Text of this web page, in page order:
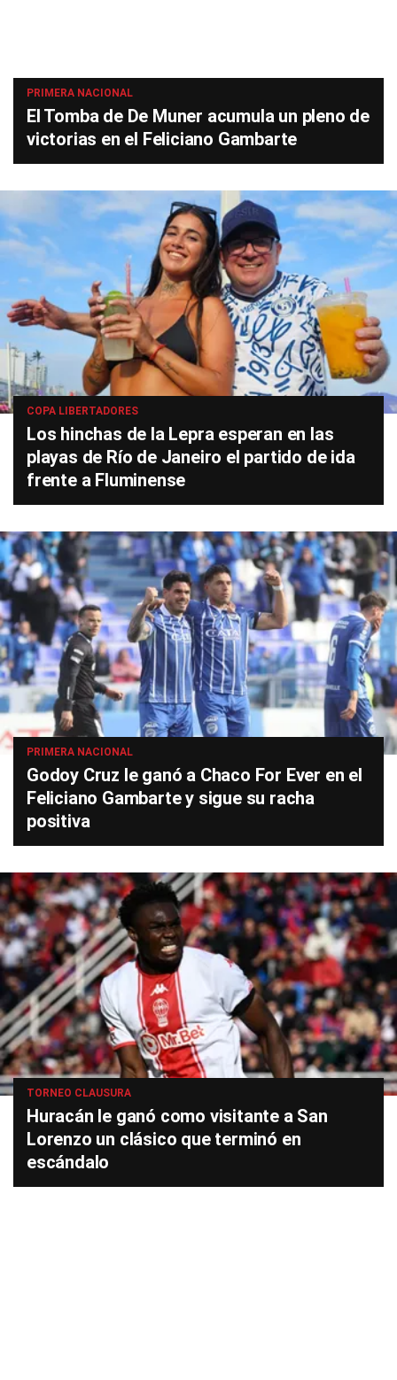
PRIMERA NACIONAL
El Tomba de De Muner acumula un pleno de
victorias en el Feliciano Gambarte
COPA LIBERTADORES
Los hinchas de la Lepra esperan en las
playas de Río de Janeiro el partido de ida
frente a Fluminense
PRIMERA NACIONAL
Godoy Cruz le ganó a Chaco For Ever en el
Feliciano Gambarte y sigue su racha
positiva
TORNEO CLAUSURA
Huracán le ganó como visitante a San
Lorenzo un clásico que terminó en
escándalo